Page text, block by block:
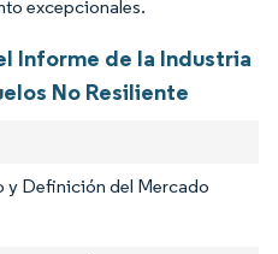
excepcionales.
Informe de la Industria
No Resiliente
y Definición del Mercado